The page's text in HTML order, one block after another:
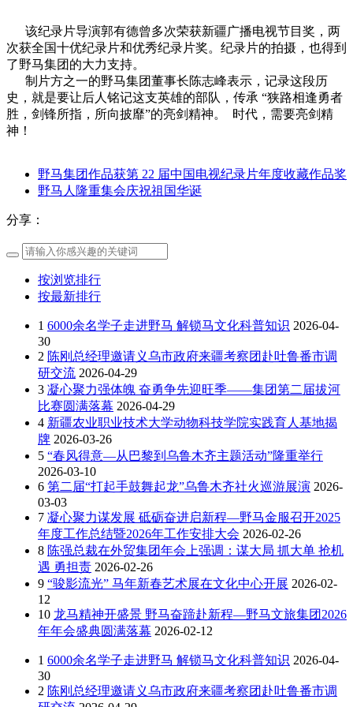
该纪录片导演郭有德曾多次荣获新疆广播电视节目奖，两
次获全国十优纪录片和优秀纪录片奖。纪录片的拍摄，也得到
了野马集团的大力支持。
制片方之一的野马集团董事长陈志峰表示，记录这段历
史，就是要让后人铭记这支英雄的部队，传承 “狭路相逢勇者
胜，剑锋所指，所向披靡”的亮剑精神。 时代，需要亮剑精
神！
野马集团作品获第 22 届中国电视纪录片年度收藏作品奖
野马人隆重集会庆祝祖国华诞
分享：
按浏览排行
按最新排行
1 6000余名学子走进野马 解锁马文化科普知识 2026-04-
30
2 陈刚总经理邀请义乌市政府来疆考察团赴吐鲁番市调
研交流 2026-04-29
3 凝心聚力强体魄 奋勇争先迎旺季——集团第二届拔河
比赛圆满落幕 2026-04-29
4 新疆农业职业技术大学动物科技学院实践育人基地揭
牌 2026-03-26
5 “春风得意—从巴黎到乌鲁木齐主题活动”隆重举行
2026-03-10
6 第二届“打起手鼓舞起龙”乌鲁木齐社火巡游展演 2026-
03-03
7 凝心聚力谋发展 砥砺奋进启新程—野马金服召开2025
年度工作总结暨2026年工作安排大会 2026-02-26
8 陈强总裁在外贸集团年会上强调：谋大局 抓大单 抢机
遇 勇担责 2026-02-26
9 “骏影流光” 马年新春艺术展在文化中心开展 2026-02-
12
10 龙马精神开盛景 野马奋蹄赴新程—野马文旅集团2026
年年会盛典圆满落幕 2026-02-12
1 6000余名学子走进野马 解锁马文化科普知识 2026-04-
30
2 陈刚总经理邀请义乌市政府来疆考察团赴吐鲁番市调